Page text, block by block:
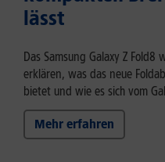
lässt
Das Samsung Galaxy Z
erklären, was das neue
bietet und wie es sich vom
Mehr erfahren